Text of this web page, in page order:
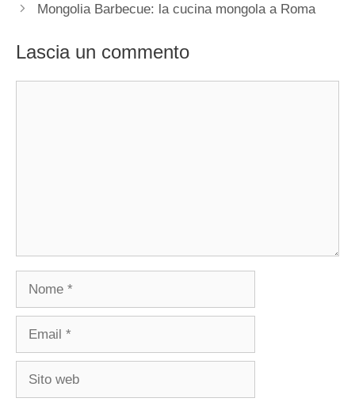
Mongolia Barbecue: la cucina mongola a Roma
Lascia un commento
Nome
Email
Sito